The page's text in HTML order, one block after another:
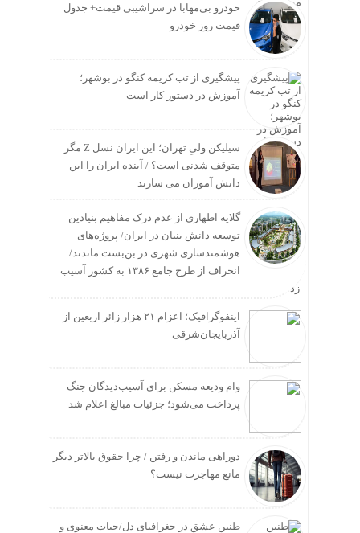
خودرو بی‌مهابا در سراشیبی قیمت+ جدول
قیمت روز خودرو
پیشگیری از تب کریمه کنگو در بوشهر؛
آموزش در دستور کار است
سیلیکن ولیِ تهران؛ این ایران نسل Z مگر
متوقف شدنی است؟ / آینده ایران را این
دانش آموزان می سازند
گلایه اطهاری از عدم درک مفاهیم بنیادین
توسعه دانش بنیان در ایران/ پروژه‌های
هوشمندسازی شهری در بن‌بست ماندند/
انحراف از طرح جامع ۱۳۸۶ به کشور آسیب
زد
اینفوگرافیک؛ اعزام ۲۱ هزار زائر اربعین از
آذربایجان‌شرقی
وام ودیعه مسکن برای آسیب‌دیدگان جنگ
پرداخت می‌شود؛ جزئیات مبالغ اعلام شد
دوراهی ماندن و رفتن / چرا حقوق بالاتر دیگر
مانع مهاجرت نیست؟
طنین عشق در جغرافیای دل/حیات معنوی و